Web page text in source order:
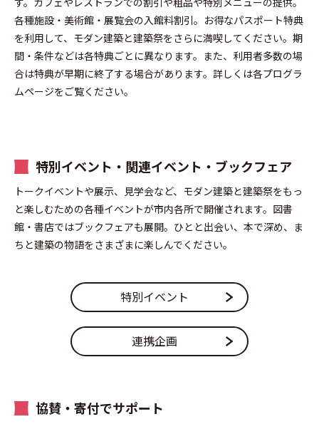
各種施設・美術館・展覧会の入館料割引。お得なパスポート特典
を利用して、モダン建築と建築祭をさらに満喫してください。期
間・条件などは各特典ごとに異なります。また、利用者多数の場
合は特典が早期に終了する場合があります。詳しくは各プログラ
ムページをご覧ください。
特別イベント・関連イベント・ブックフェア
トークイベントや展示、見学会など、モダン建築と建築祭をもっ
と楽しむための各種イベントが市内各所で開催されます。図書
館・書店ではブックフェアも展開。ひとと出会い、本で深め、ま
ちと建築の物語をさまざまに楽しんでください。
特別イベント
連携企画
協賛・寄付でサポート